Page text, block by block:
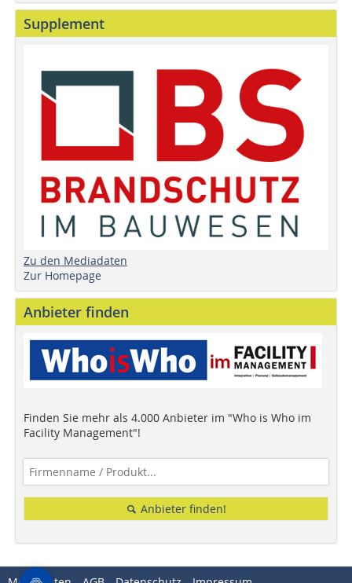
Supplement
Zu den Mediadaten
Zur Homepage
Anbieter finden
Finden Sie mehr als 4.000 Anbieter im "Who is Who im
Facility Management"!
Anbieter finden!